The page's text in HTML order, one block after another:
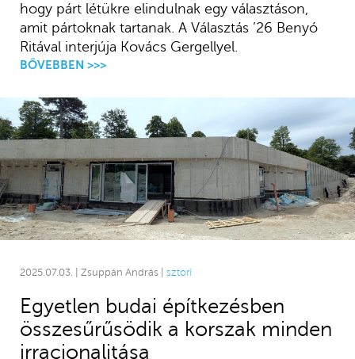
hogy párt létükre elindulnak egy választáson,
amit pártoknak tartanak. A Választás ’26 Benyó
Ritával interjúja Kovács Gergellyel.
BŐVEBBEN >>>
2025.07.03. | Zsuppán András | sztori
Egyetlen budai építkezésben
összesűrűsödik a korszak minden
irracionalitása